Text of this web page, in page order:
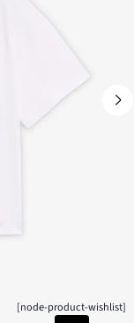
[node-product-wishlist]